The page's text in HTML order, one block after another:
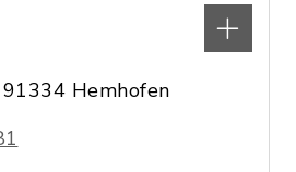
Hemhofen